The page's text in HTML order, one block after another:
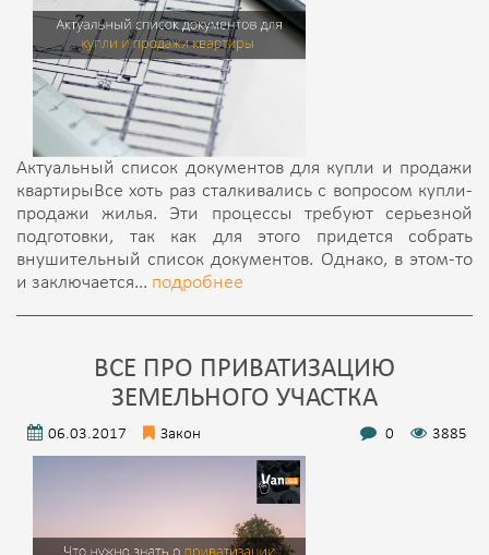
Актуальный список документов для купли и продажи
квартирыВсе хоть раз сталкивались с вопросом купли-
продажи жилья. Эти процессы требуют серьезной
подготовки, так как для этого придется собрать
внушительный список документов. Однако, в этом-то
и заключается... подробнее
ВСЕ ПРО ПРИВАТИЗАЦИЮ
ЗЕМЕЛЬНОГО УЧАСТКА
06.03.2017 Закон 3885
0